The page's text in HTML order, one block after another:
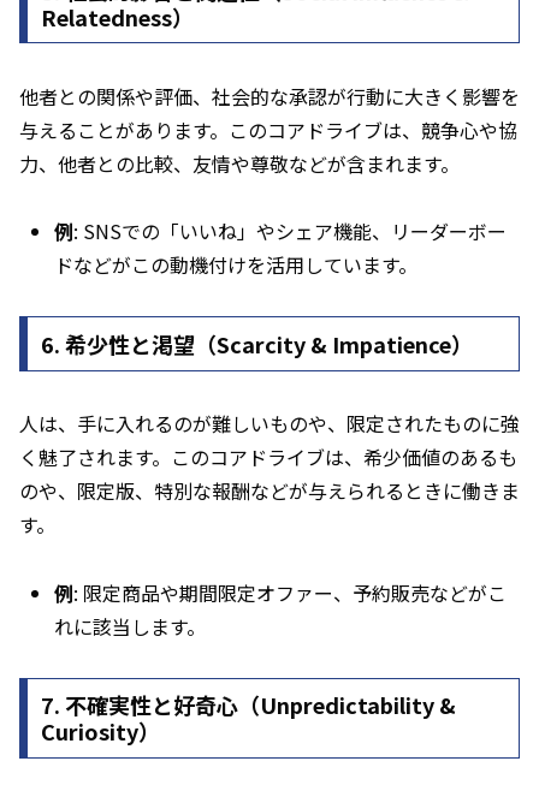
Relatedness）
他者との関係や評価、社会的な承認が行動に大きく影響を
与えることがあります。このコアドライブは、競争心や協
力、他者との比較、友情や尊敬などが含まれます。
例: SNSでの「いいね」やシェア機能、リーダーボー
ドなどがこの動機付けを活用しています。
6.希少性と渇望（Scarcity & Impatience）
人は、手に入れるのが難しいものや、限定されたものに強
く魅了されます。このコアドライブは、希少価値のあるも
のや、限定版、特別な報酬などが与えられるときに働きま
す。
例: 限定商品や期間限定オファー、予約販売などがこ
れに該当します。
7. 不確実性と好奇心（Unpredictability &
Curiosity）